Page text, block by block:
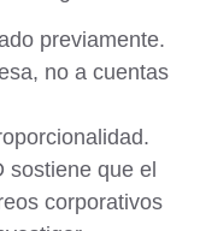
previamente.
no a cuentas
sostiene que el
corporativos